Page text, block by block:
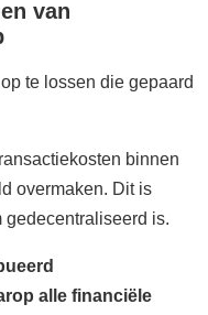
van
te lossen die gepaard
binnen
overmaken. Dit is
gedecentraliseerd is.
alle financiële